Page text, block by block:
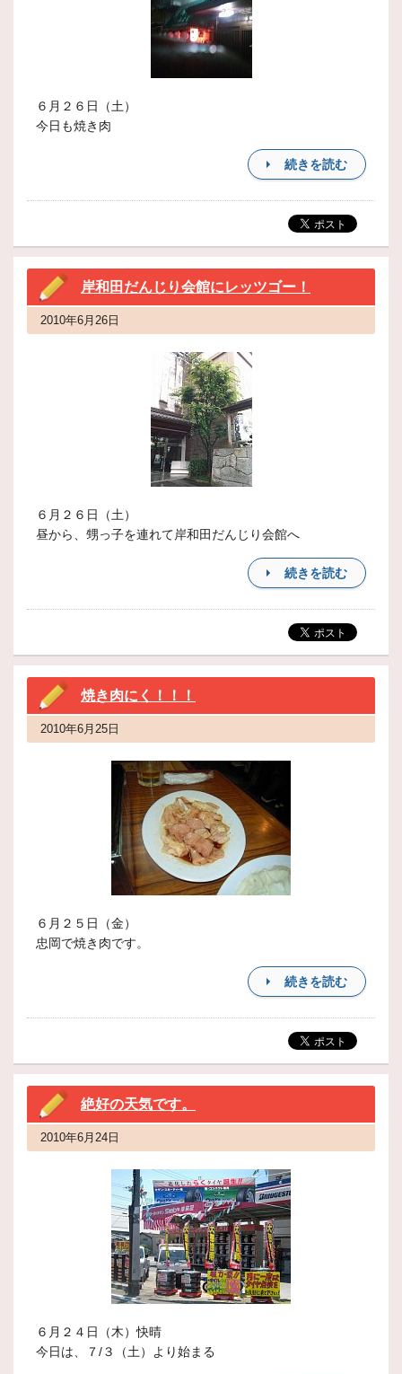
６月２６日（土）
今日も焼き肉
続きを読む
岸和田だんじり会館にレッツゴー！
2010年6月26日
６月２６日（土）
昼から、甥っ子を連れて岸和田だんじり会館へ
続きを読む
焼き肉にく！！！
2010年6月25日
６月２５日（金）
忠岡で焼き肉です。
続きを読む
絶好の天気です。
2010年6月24日
６月２４日（木）快晴
今日は、７/３（土）より始まる